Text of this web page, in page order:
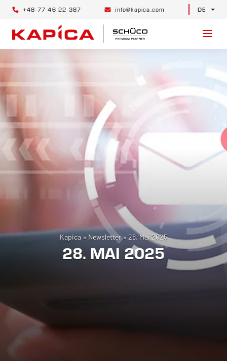
+48 77 46 22 387 info@kapica.com DE
Kapica » Newsletter» 28. Mai 2025
28. MAI 2025